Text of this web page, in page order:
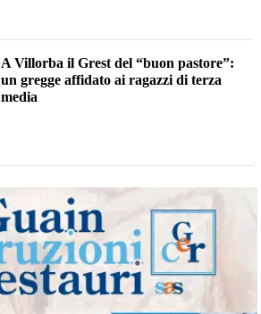
A Villorba il Grest del “buon pastore”:
un gregge affidato ai ragazzi di terza
media